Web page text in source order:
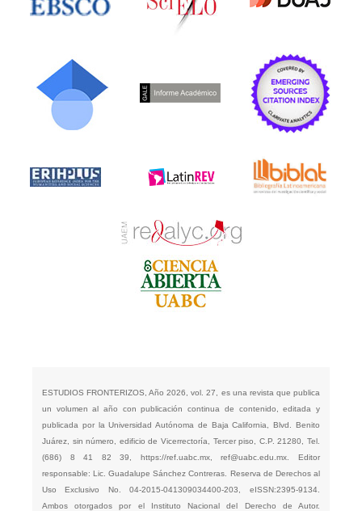
ESTUDIOS FRONTERIZOS, Año 2026, vol. 27, es una revista que publica
un volumen al año con publicación continua de contenido, editada y
publicada por la Universidad Autónoma de Baja California, Blvd. Benito
Juárez, sin número, edificio de Vicerrectoría, Tercer piso, C.P. 21280, Tel.
(686) 8 41 82 39, https://ref.uabc.mx,ref@uabc.edu.mx . Editor
responsable: Lic. Guadalupe Sánchez Contreras. Reserva de Derechos al
Uso Exclusivo No. 04-2015-041309034400-203, eISSN:2395-9134.
Ambos otorgados por el Instituto Nacional del Derecho de Autor.